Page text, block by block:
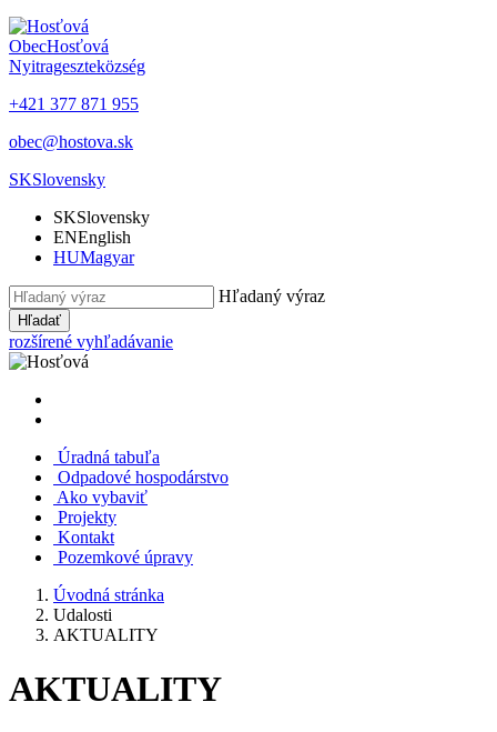
ObecHosťová
Nyitrageszteközség
+421 377 871 955
obec@hostova.sk
SKSlovensky
SKSlovensky
ENEnglish
HUMagyar
Hľadaný výraz
Hľadať
rozšírené vyhľadávanie
Úradná tabuľa
Odpadové hospodárstvo
Ako vybaviť
Projekty
Kontakt
Pozemkové úpravy
Úvodná stránka
Udalosti
AKTUALITY
AKTUALITY